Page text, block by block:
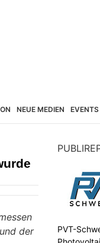
NEUE MEDIEN EVENTS
der
PVT-